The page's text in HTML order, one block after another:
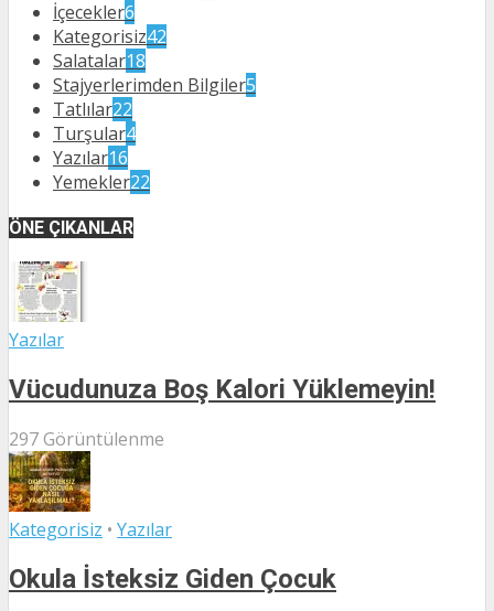
İçecekler6
Kategorisiz42
Salatalar18
Stajyerlerimden Bilgiler5
Tatlılar22
Turşular4
Yazılar16
Yemekler22
ÖNE ÇIKANLAR
Yazılar
Vücudunuza Boş Kalori Yüklemeyin!
297 Görüntülenme
Kategorisiz • Yazılar
Okula İsteksiz Giden Çocuk